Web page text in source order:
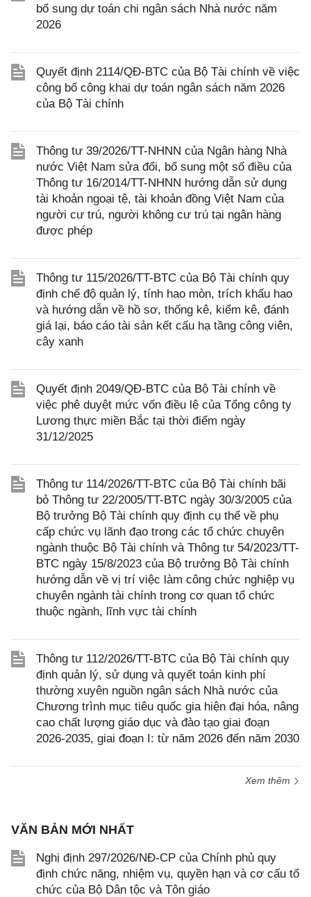
bổ sung dự toán chi ngân sách Nhà nước năm
2026
Quyết định 2114/QĐ-BTC của Bộ Tài chính về việc
công bố công khai dự toán ngân sách năm 2026
của Bộ Tài chính
Thông tư 39/2026/TT-NHNN của Ngân hàng Nhà
nước Việt Nam sửa đổi, bổ sung một số điều của
Thông tư 16/2014/TT-NHNN hướng dẫn sử dụng
tài khoản ngoại tệ, tài khoản đồng Việt Nam của
người cư trú, người không cư trú tại ngân hàng
được phép
Thông tư 115/2026/TT-BTC của Bộ Tài chính quy
định chế độ quản lý, tính hao mòn, trích khấu hao
và hướng dẫn về hồ sơ, thống kê, kiểm kê, đánh
giá lại, báo cáo tài sản kết cấu hạ tầng công viên,
cây xanh
Quyết định 2049/QĐ-BTC của Bộ Tài chính về
việc phê duyệt mức vốn điều lệ của Tổng công ty
Lương thực miền Bắc tại thời điểm ngày
31/12/2025
Thông tư 114/2026/TT-BTC của Bộ Tài chính bãi
bỏ Thông tư 22/2005/TT-BTC ngày 30/3/2005 của
Bộ trưởng Bộ Tài chính quy định cụ thể về phụ
cấp chức vụ lãnh đạo trong các tổ chức chuyên
ngành thuộc Bộ Tài chính và Thông tư 54/2023/TT-
BTC ngày 15/8/2023 của Bộ trưởng Bộ Tài chính
hướng dẫn về vị trí việc làm công chức nghiệp vụ
chuyên ngành tài chính trong cơ quan tổ chức
thuộc ngành, lĩnh vực tài chính
Thông tư 112/2026/TT-BTC của Bộ Tài chính quy
định quản lý, sử dụng và quyết toán kinh phí
thường xuyên nguồn ngân sách Nhà nước của
Chương trình mục tiêu quốc gia hiện đại hóa, nâng
cao chất lượng giáo dục và đào tạo giai đoạn
2026-2035, giai đoạn I: từ năm 2026 đến năm 2030
Xem thêm
VĂN BẢN MỚI NHẤT
Nghị định 297/2026/NĐ-CP của Chính phủ quy
định chức năng, nhiệm vụ, quyền hạn và cơ cấu tổ
chức của Bộ Dân tộc và Tôn giáo